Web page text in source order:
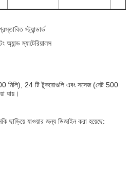
স্ট্যান্ডার্ড
ম্যাটেরিয়ালস
মিলি), 24 টি টুকরোগুলি এবং সসেজ (নেট 500
যায়।
ছাড়িয়ে যাওয়ার জন্য ডিজাইন করা হয়েছে: